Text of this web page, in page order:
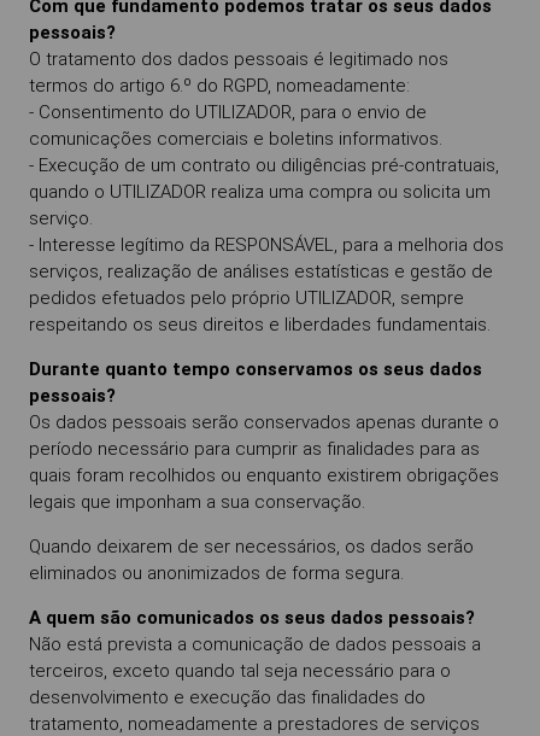
Com que fundamento podemos tratar os seus dados
pessoais?
O tratamento dos dados pessoais é legitimado nos
termos do artigo 6.º do RGPD, nomeadamente:
- Consentimento do UTILIZADOR, para o envio de
comunicações comerciais e boletins informativos.
- Execução de um contrato ou diligências pré-contratuais,
quando o UTILIZADOR realiza uma compra ou solicita um
serviço.
- Interesse legítimo da RESPONSÁVEL, para a melhoria dos
serviços, realização de análises estatísticas e gestão de
pedidos efetuados pelo próprio UTILIZADOR, sempre
respeitando os seus direitos e liberdades fundamentais.
Durante quanto tempo conservamos os seus dados
pessoais?
Os dados pessoais serão conservados apenas durante o
período necessário para cumprir as finalidades para as
quais foram recolhidos ou enquanto existirem obrigações
legais que imponham a sua conservação.
Quando deixarem de ser necessários, os dados serão
eliminados ou anonimizados de forma segura.
A quem são comunicados os seus dados pessoais?
Não está prevista a comunicação de dados pessoais a
terceiros, exceto quando tal seja necessário para o
desenvolvimento e execução das finalidades do
tratamento, nomeadamente a prestadores de serviços